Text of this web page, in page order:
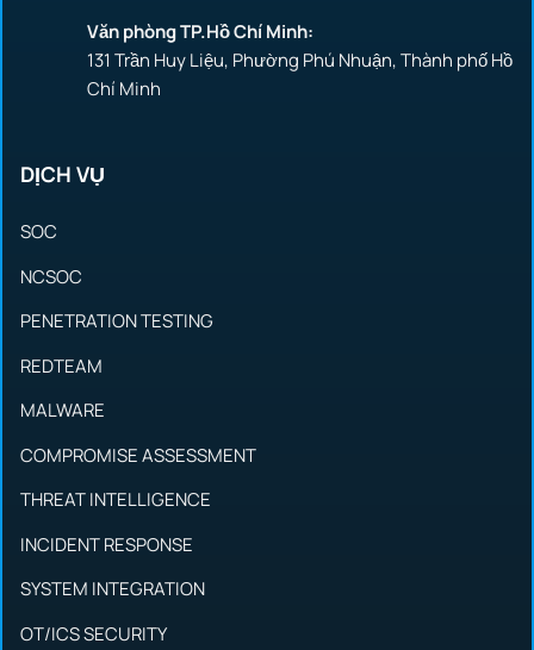
Văn phòng TP.Hồ Chí Minh:
131 Trần Huy Liệu, Phường Phú Nhuận, Thành phố Hồ
Chí Minh
DỊCH VỤ
SOC
NCSOC
PENETRATION TESTING
REDTEAM
MALWARE
COMPROMISE ASSESSMENT
THREAT INTELLIGENCE
INCIDENT RESPONSE
SYSTEM INTEGRATION
OT/ICS SECURITY